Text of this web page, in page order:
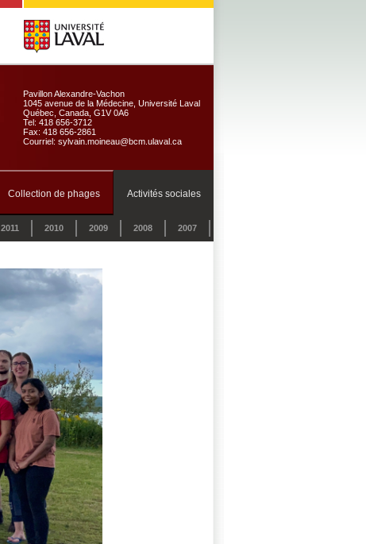
Pavillon Alexandre-Vachon
1045 avenue de la Médecine, Université Laval
Québec, Canada, G1V 0A6
Tel: 418 656-3712
Fax: 418 656-2861
Courriel: sylvain.moineau@bcm.ulaval.ca
Collection de phages Activités sociales
2011 2010 2009 2008
2007